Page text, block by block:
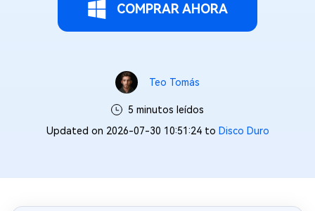
COMPRAR AHORA
Teo Tomás
5 minutos leídos
Updated on 2026-07-30 10:51:24 to Disco Duro